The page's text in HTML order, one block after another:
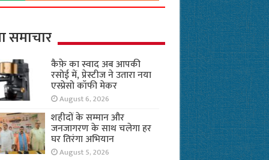
समाचार
कैफ़े का स्वाद अब आपकी
रसोई में, प्रेस्टीज ने उतारा नया
एस्प्रेसो कॉफी मेकर
August 6, 2026
शहीदों के सम्मान और
जनजागरण के साथ चलेगा हर
घर तिरंगा अभियान
August 5, 2026